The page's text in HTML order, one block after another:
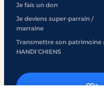
Je fais un don
Je deviens super-parrain /
marraine
Transmettre son patrimoine
HANDI’CHIENS